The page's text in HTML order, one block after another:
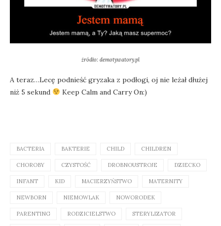
źródło: demotywatory.pl
A teraz…Lecę podnieść gryzaka z podłogi, oj nie leżał dłużej
niż 5 sekund
Keep Calm and Carry On:)
BACTERIA BAKTERIE CHILD CHILDREN
CHOROBY CZYSTOŚĆ DROBNOUSTROJE DZIECKO
INFANT KID MACIERZYŃSTWO MATERNITY
NEWBORN NIEMOWLAK NOWORODEK
PARENTING RODZICIELSTWO STERYLIZATOR